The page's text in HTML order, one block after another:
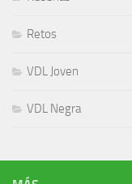
Retos
VDL Joven
VDL Negra